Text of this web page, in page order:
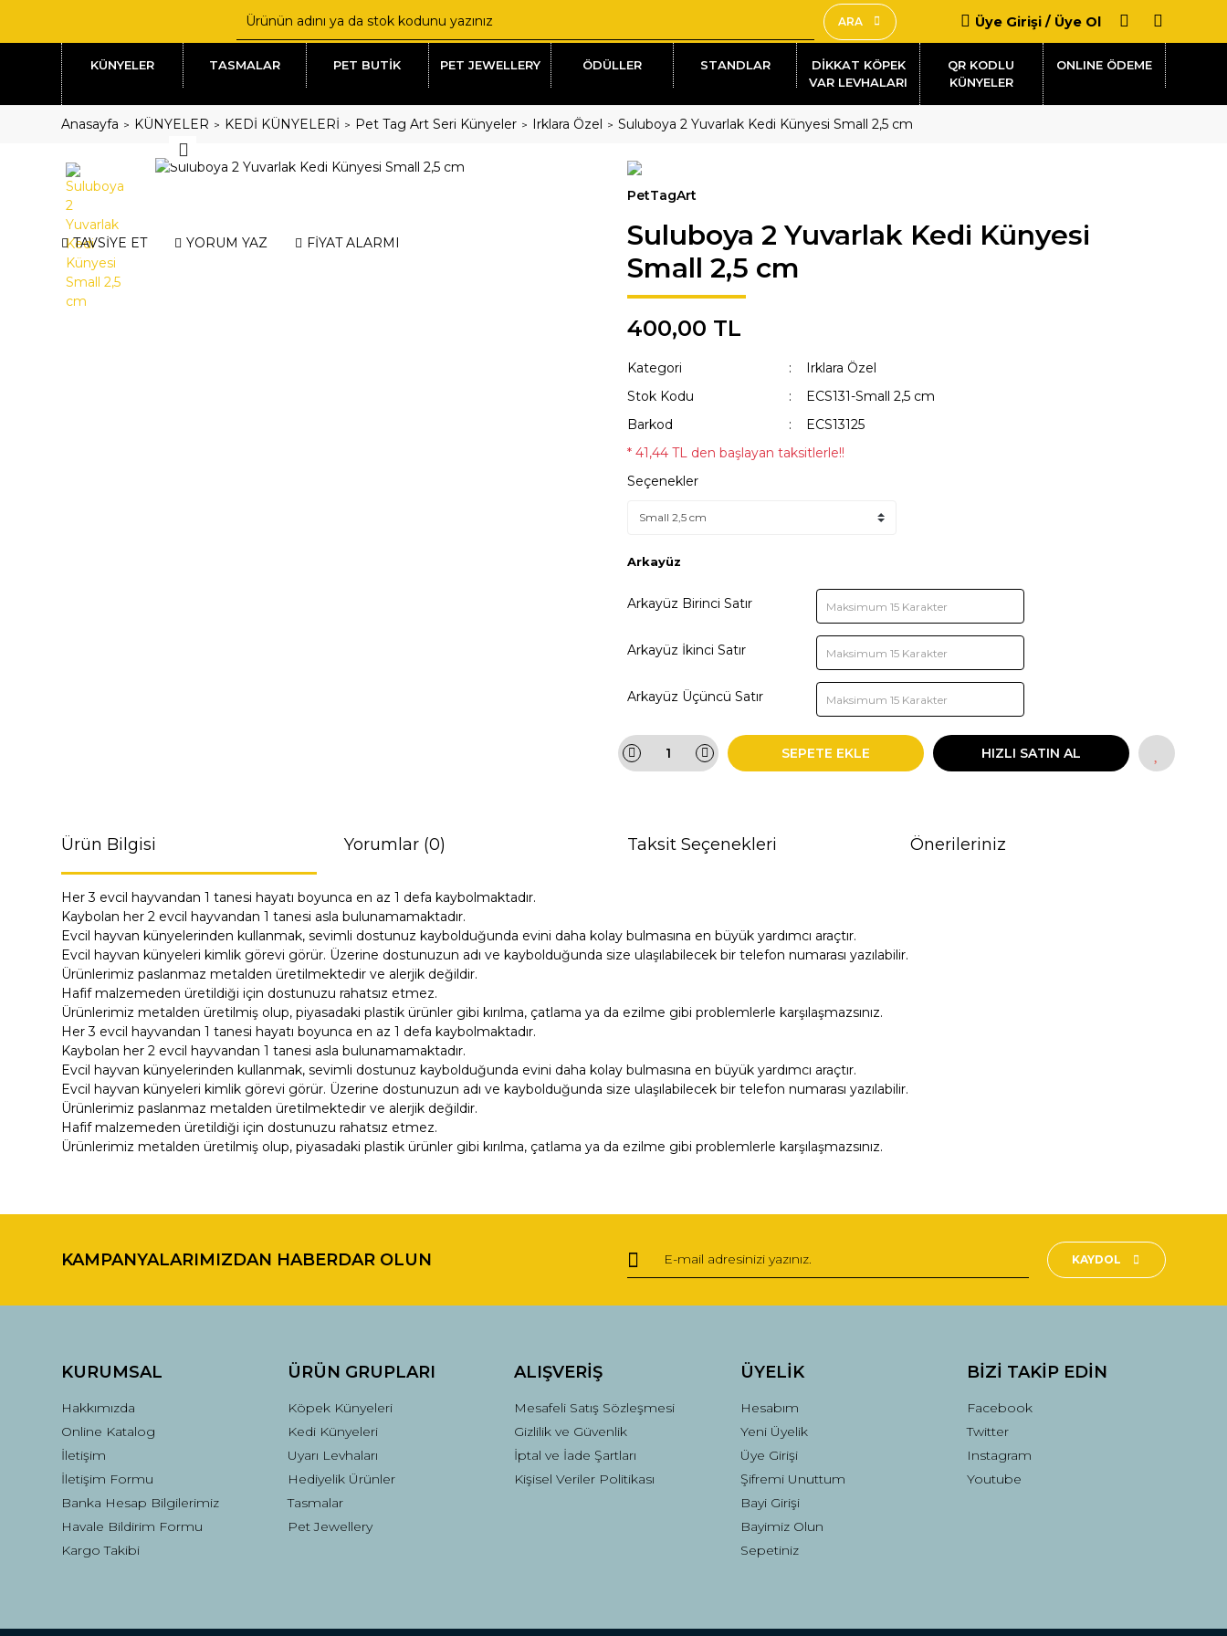
ARA Üye Girişi / Üye Ol
KÜNYELER TASMALAR PET BUTİK PET JEWELLERY ÖDÜLLER STANDLAR
DİKKAT KÖPEK
VAR LEVHALARI
QR KODLU
KÜNYELER
Anasayfa KÜNYELER KEDİ KÜNYELERİ Pet Tag Art Seri Künyeler Irklara Özel Suluboya 2 Yuvarlak Kedi Künyesi Small 2,5 cm
TAVSİYE ET YORUM YAZ FİYAT ALARMI
PetTagArt
Suluboya 2 Yuvarlak Kedi Künyesi
Small 2,5 cm
400,00 TL
Kategori
Irklara Özel
Stok Kodu
ECS131-Small 2,5 cm
Barkod
ECS13125
* 41,44 TL den başlayan taksitlerle!!
Seçenekler
Arkayüz
Arkayüz Birinci Satır
Arkayüz İkinci Satır
Arkayüz Üçüncü Satır
SEPETE EKLE HIZLI SATIN AL
Ürün Bilgisi Yorumlar (0) Taksit Seçenekleri Önerileriniz
Her 3 evcil hayvandan 1 tanesi hayatı boyunca en az 1 defa kaybolmaktadır.
Kaybolan her 2 evcil hayvandan 1 tanesi asla bulunamamaktadır.
Evcil hayvan künyelerinden kullanmak, sevimli dostunuz kaybolduğunda evini daha kolay bulmasına en büyük yardımcı araçtır.
Evcil hayvan künyeleri kimlik görevi görür. Üzerine dostunuzun adı ve kaybolduğunda size ulaşılabilecek bir telefon numarası yazılabilir.
Ürünlerimiz paslanmaz metalden üretilmektedir ve alerjik değildir.
Hafif malzemeden üretildiği için dostunuzu rahatsız etmez.
Ürünlerimiz metalden üretilmiş olup, piyasadaki plastik ürünler gibi kırılma, çatlama ya da ezilme gibi problemlerle karşılaşmazsınız.
Her 3 evcil hayvandan 1 tanesi hayatı boyunca en az 1 defa kaybolmaktadır.
Kaybolan her 2 evcil hayvandan 1 tanesi asla bulunamamaktadır.
Evcil hayvan künyelerinden kullanmak, sevimli dostunuz kaybolduğunda evini daha kolay bulmasına en büyük yardımcı araçtır.
Evcil hayvan künyeleri kimlik görevi görür. Üzerine dostunuzun adı ve kaybolduğunda size ulaşılabilecek bir telefon numarası yazılabilir.
Ürünlerimiz paslanmaz metalden üretilmektedir ve alerjik değildir.
Hafif malzemeden üretildiği için dostunuzu rahatsız etmez.
Ürünlerimiz metalden üretilmiş olup, piyasadaki plastik ürünler gibi kırılma, çatlama ya da ezilme gibi problemlerle karşılaşmazsınız.
Yorum Yaz
Görüş ve önerileriniz için teşekkür ederiz.
Ürün resmi kalitesiz, bozuk veya görüntülenemiyor.
Ürün bilgilerinde hatalar bulunuyor.
Bu ürüne benzer farklı alternatifler olmalı.
Gönder
KAMPANYALARIMIZDAN HABERDAR OLUN KAYDOL
KURUMSAL
Hakkımızda
Online Katalog
İletişim
İletişim Formu
Banka Hesap Bilgilerimiz
Havale Bildirim Formu
Kargo Takibi
ÜRÜN GRUPLARI
Köpek Künyeleri
Kedi Künyeleri
Uyarı Levhaları
Hediyelik Ürünler
Tasmalar
Pet Jewellery
ALIŞVERİŞ
Mesafeli Satış Sözleşmesi
Gizlilik ve Güvenlik
İptal ve İade Şartları
Kişisel Veriler Politikası
ÜYELİK
Hesabım
Yeni Üyelik
Üye Girişi
Şifremi Unuttum
Bayi Girişi
Bayimiz Olun
Sepetiniz
BİZİ TAKİP EDİN
Facebook
Twitter
Instagram
Youtube